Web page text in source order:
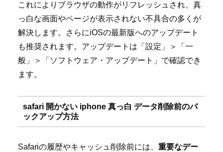
これによりブラウザの動作がリフレッシュされ、真
っ白な画面やページが表示されない不具合の多くが
解決します。さらにiOSの最新版へのアップデート
も推奨されます。アップデートは「設定」＞「一
般」＞「ソフトウェア・アップデート」で確認でき
ます。
safari 開かない iphone 真っ白 データ削除前のバ
ックアップ方法
Safariの履歴やキャッシュ削除前には、 重要なデー